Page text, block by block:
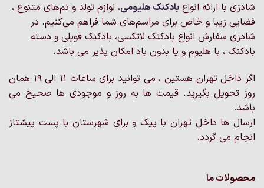
گزینه
ها
ممکن
است
در
محصول
انتخاب
باشد.
گزینه
ها
ممکن
است
صفحه
محصول
شوند
شادزی با ارائه انواع بادکنک‌ هلیومی، لوازم تولد و تم‌های متنوع ،
فضایی زیبا و خاص برای مراسم‌های شما فراهم می‌کنیم. در
شادزی سفارش انواع بادکنک لاتکسی، بادکنک فویلی و دسته
بادکنک ، با هلیوم و یا بدون باد امکان پذیر می باشد.
اگر داخل تهران هستین ، می توانید برای ساعات 11 الی 19 همان
روز تحویل بگیرید. قیمت ها به روز و موجودی ها صحیح می
باشد.
ارسال ها داخل تهران با پیک و برای شهرستان با پست پیشتاز
انجام می گردد.
محصولات ما